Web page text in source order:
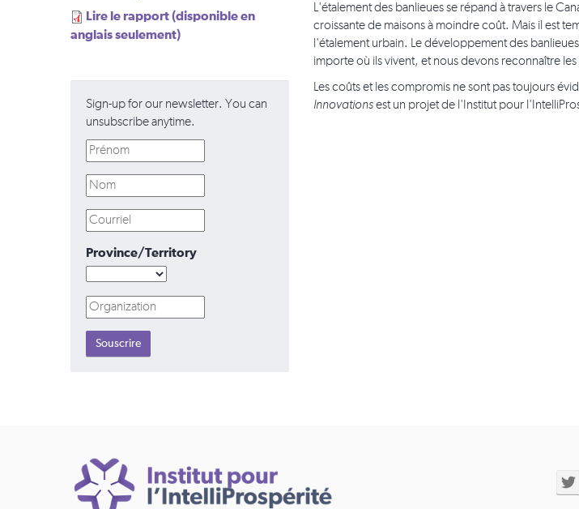
Lire le rapport (disponible en
anglais seulement)
Sign-up for our newsletter. You can
unsubscribe anytime.
Province/Territory
L'étalement des banlieues se répand à travers le
croissante de maisons à moindre coût. Mais il est
l'étalement urbain. Le développement des
importe où ils vivent, et nous devons reconnaître
Les coûts et les compromis ne sont pas toujours
Innovationsest un projet de l'Institut pour